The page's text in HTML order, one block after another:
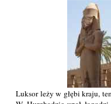
Luksor leży w głębi kraju,